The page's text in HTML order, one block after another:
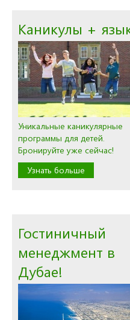
Каникулы +
Уникальные каникулярные
программы для детей.
Бронируйте уже сейчас!
Узнать больше
Гостиничный
менеджмент в
Дубае!